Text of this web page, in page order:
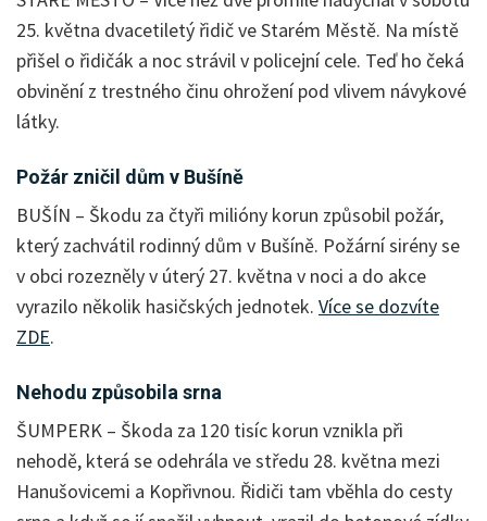
25. května dvacetiletý řidič ve Starém Městě. Na místě
přišel o řidičák a noc strávil v policejní cele. Teď ho čeká
obvinění z trestného činu ohrožení pod vlivem návykové
látky.
Požár zničil dům v Bušíně
BUŠÍN – Škodu za čtyři milióny korun způsobil požár,
který zachvátil rodinný dům v Bušíně. Požární sirény se
v obci rozezněly v úterý 27. května v noci a do akce
vyrazilo několik hasičských jednotek. Více se dozvíte
ZDE.
Nehodu způsobila srna
ŠUMPERK – Škoda za 120 tisíc korun vznikla při
nehodě, která se odehrála ve středu 28. května mezi
Hanušovicemi a Kopřivnou. Řidiči tam vběhla do cesty